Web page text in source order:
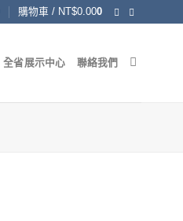
購物車 / NT$0.000
全省展示中心 聯絡我們